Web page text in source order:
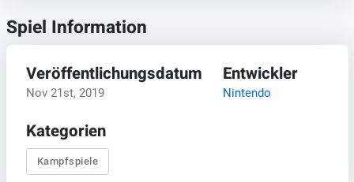
Spiel Information
Veröffentlichungsdatum
Nov 21st, 2019
Entwickler
Nintendo
Kategorien
Kampfspiele